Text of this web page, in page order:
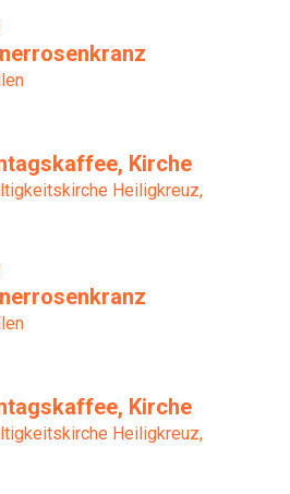
Kirche
Heiligkreuz,
Kirche
Heiligkreuz,